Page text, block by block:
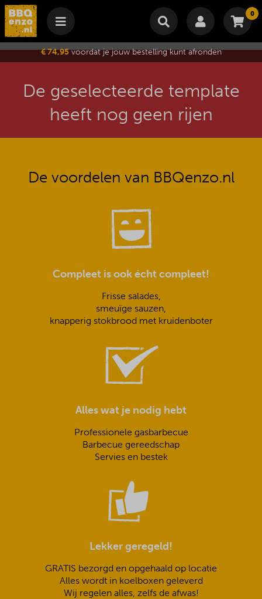
0
Winkelmand
Je winkelwagen is momenteel leeg.
Subtotaal €
Wijzig winkelmand Bestellen
€ 74,95voordat je jouw bestelling kunt afronden
De geselecteerde template
heeft nog geen rijen
De voordelen van BBQenzo.nl
Compleet is ook écht compleet!
Frisse salades,
smeuïge sauzen,
knapperig stokbrood met kruidenboter
Alles wat je nodig hebt
Professionele gasbarbecue
Barbecue gereedschap
Servies en bestek
Lekker geregeld!
GRATIS bezorgd en opgehaald op locatie
Alles wordt in koelboxen geleverd
Wij regelen alles, zelfs de afwas!